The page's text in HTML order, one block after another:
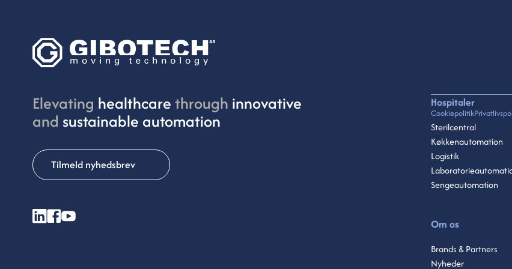
Elevating healthcarethrough innovative ​
and sustainable automation
Tilmeld nyhedsbrev
Hospitaler
Sterilcentral
Køkkenautomation
Logistik
Sengeautomation
Om os
Brands & Partners
Nyheder
Cookiepolitik